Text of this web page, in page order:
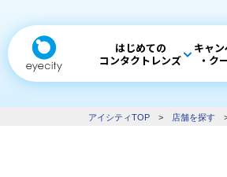
はじめての
コンタクトレンズ
キャ
・ク
アイシティTOP > 店舗を探す